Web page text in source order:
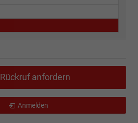
Rückruf anfordern
Anmelden